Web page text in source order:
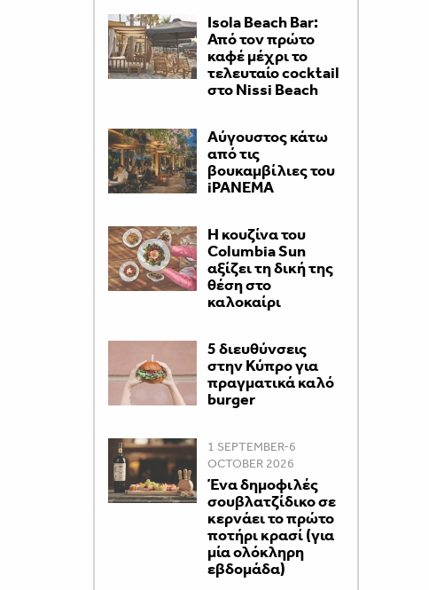
Isola Beach Bar:
Από τον πρώτο
καφέ μέχρι το
τελευταίο cocktail
στο Nissi Beach
Αύγουστος κάτω
από τις
βουκαμβίλιες του
iPANEMA
Η κουζίνα του
Columbia Sun
αξίζει τη δική της
θέση στο
καλοκαίρι
5 διευθύνσεις
στην Κύπρο για
πραγματικά καλό
burger
1 SEPTEMBER-6
OCTOBER 2026
Ένα δημοφιλές
σουβλατζίδικο σε
κερνάει το πρώτο
ποτήρι κρασί (για
μία ολόκληρη
εβδομάδα)